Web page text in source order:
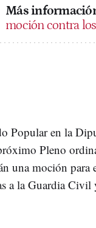
Más
moción contra
Popular en la
Pleno
una moción
a la Guardia